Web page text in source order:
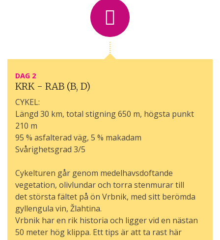
DAG 2
KRK - RAB (B, D)
CYKEL:
Längd 30 km, total stigning 650 m, högsta punkt
210 m
95 % asfalterad väg, 5 % makadam
Svårighetsgrad 3/5
Cykelturen går genom medelhavsdoftande
vegetation, olivlundar och torra stenmurar till
det största fältet på ön Vrbnik, med sitt berömda
gyllengula vin, Žlahtina.
Vrbnik har en rik historia och ligger vid en nästan
50 meter hög klippa. Ett tips är att ta rast här